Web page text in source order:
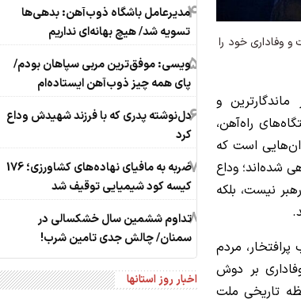
و وفاداری خود را
و
راه‌آهن،
است که
شده‌اند؛ وداع
نیست، بلکه
مردم
بر دوش
تاریخی ملت
4مدیرعامل باشگاه ذوب‌آهن: ‌بدهی‌ها
‌تسویه شد/ هیچ بهانه‌ای نداریم
5ویسی: موفق‌ترین مربی سپاهان بودم/
پای همه چیز ذوب‌آهن ایستاده‌ام
6دل‌نوشته پدری که با فرزند شهیدش وداع
کرد
7
ضربه ‌به مافیای نهاده‌های کشاورزی؛ 176
کیسه کود شیمیایی توقیف شد
8تداوم ششمین سال خشکسالی در
سمنان/ چالش‌ جدی‌ تامین شرب!
اخبار روز استانها